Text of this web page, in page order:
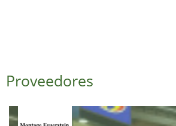
Proveedores